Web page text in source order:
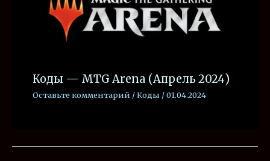
Коды — MTG Arena (Апрель 2024)
Оставьте комментарий /Коды /01.04.2024